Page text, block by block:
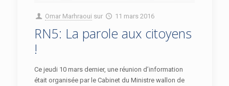
Omar Marhraoui sur 11 mars 2016
RN5: La parole aux citoyens
!
Ce jeudi 10 mars dernier, une réunion d’information
était organisée par le Cabinet du Ministre wallon de